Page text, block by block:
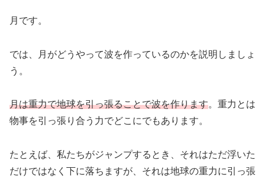
月です。
では、月がどうやって波を作っているのかを説明しましょ
う。
月は重力で地球を引っ張ることで波を作ります。重力とは
物事を引っ張り合う力でどこにでもあります。
たとえば、私たちがジャンプするとき、それはただ浮いた
だけではなく下に落ちますが、それは地球の重力に引っ張